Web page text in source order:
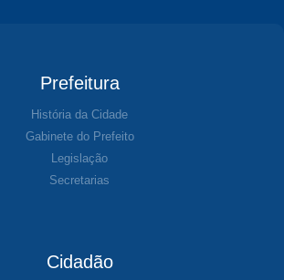
Prefeitura
História da Cidade
Gabinete do Prefeito
Legislação
Secretarias
Cidadão